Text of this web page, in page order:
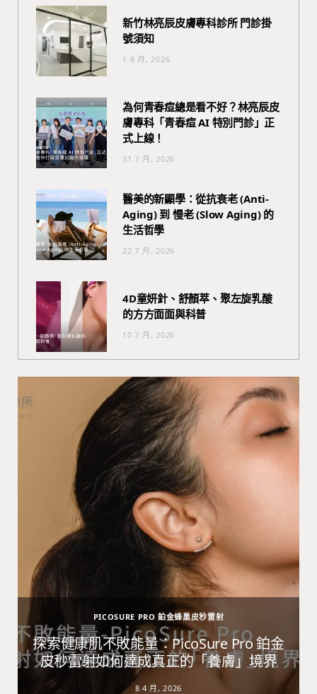
新竹林亮辰皮膚專科診所 門診掛
號須知
1 8 月, 2026
為何青春痘總是看不好？林亮辰皮
膚專科「青春痘 AI 特別門診」正
式上線！
31 7 月, 2026
醫美的新顯學：從抗衰老 (Anti-
Aging) 到 慢老 (Slow Aging) 的
生活哲學
22 7 月, 2026
4D童妍針、舒顏萃、聚左旋乳酸
的方方面面與科普
10 7 月, 2026
PICOSURE PRO 鉑金蜂巢皮秒雷射
探索健康肌不敗能量：PicoSure Pro 鉑金
皮秒雷射如何達成真正的「養膚」境界
8 4 月, 2026